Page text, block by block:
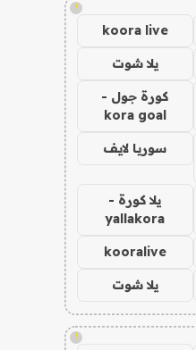
!
koora live
يلا شوت
كورة جول -
kora goal
سوريا لايف
يلا كورة -
yallakora
kooralive
يلا شوت
!